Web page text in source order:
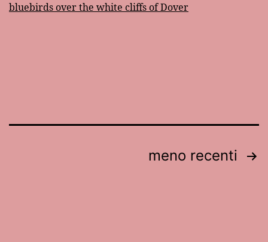
bluebirds over the white cliffs of Dover
meno recenti